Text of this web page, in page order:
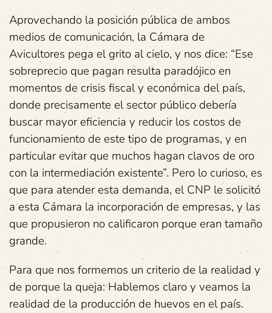
Aprovechando la posición pública de ambos
medios de comunicación, la Cámara de
Avicultores pega el grito al cielo, y nos dice: “Ese
sobreprecio que pagan resulta paradójico en
momentos de crisis fiscal y económica del país,
donde precisamente el sector público debería
buscar mayor eficiencia y reducir los costos de
funcionamiento de este tipo de programas, y en
particular evitar que muchos hagan clavos de oro
con la intermediación existente”. Pero lo curioso, es
que para atender esta demanda, el CNP le solicitó
a esta Cámara la incorporación de empresas, y las
que propusieron no calificaron porque eran tamaño
grande.
Para que nos formemos un criterio de la realidad y
de porque la queja: Hablemos claro y veamos la
realidad de la producción de huevos en el país.